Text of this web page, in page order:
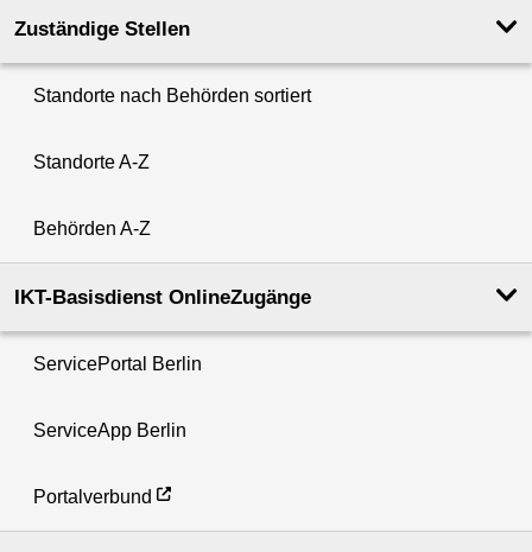
Zuständige Stellen
Standorte nach Behörden sortiert
Standorte A-Z
Behörden A-Z
IKT-Basisdienst OnlineZugänge
ServicePortal Berlin
ServiceApp Berlin
Portalverbund